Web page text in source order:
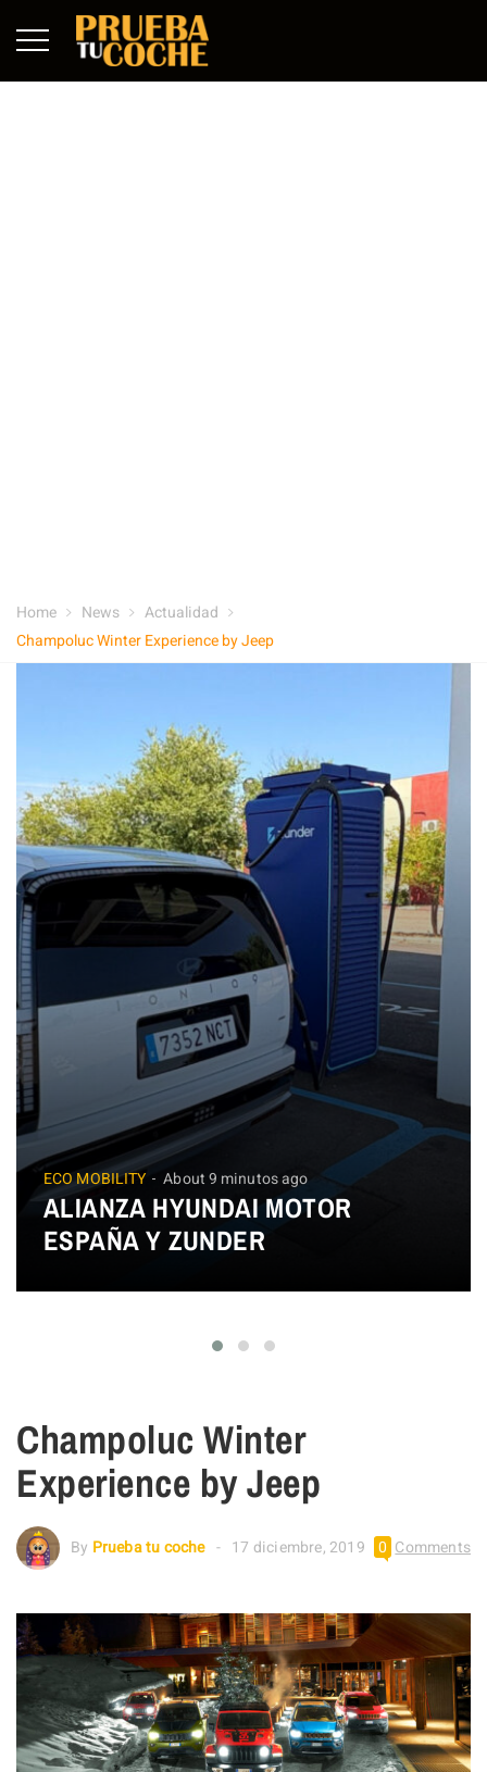
Home News
Actualidad
Champoluc Winter Experience by Jeep
ECO MOBILITY About 9 minutos ago
ALIANZA HYUNDAI MOTOR
ESPAÑA Y ZUNDER
Champoluc Winter
Experience by Jeep
By Prueba tu coche 17 diciembre, 2019 0 Comments